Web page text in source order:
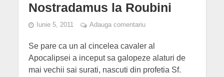
Nostradamus la Roubini
Iunie 5, 2011 Adauga comentariu
Se pare ca un al cincelea cavaler al
Apocalipsei a inceput sa galopeze alaturi de
mai vechii sai surati, nascuti din profetia Sf.